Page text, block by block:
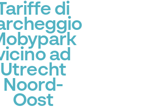
di
ad
Utrecht
Noord-
Oost